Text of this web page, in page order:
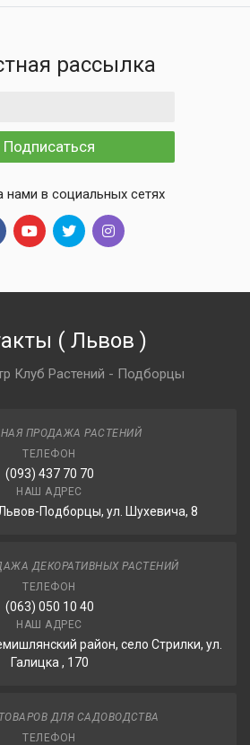
рассылка
Подписаться
нами в социальных сетях
( Львов )
Клуб Растений - Подборцы
ПРОДАЖА РАСТЕНИЙ
ТЕЛЕФОН
(093) 437 70 70
НАШ АДРЕС
Подборцы, ул. Шухевича, 8
ДЕКОРАТИВНЫХ РАСТЕНИЙ
ТЕЛЕФОН
(063) 050 10 40
НАШ АДРЕС
район, село Стрилки, ул.
Галицка , 170
ДЛЯ САДОВОДСТВА
ТЕЛЕФОН